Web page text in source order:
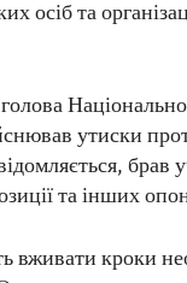
осіб та
утиски
брав
та інших
кроки